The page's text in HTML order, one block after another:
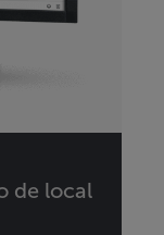
de local